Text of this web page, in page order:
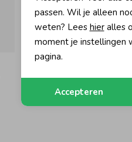
Gymp
T-shirt lange mouwTerug
passen. Wil je alleen
weten? Lees hieralles
moment je instellingen
pagina.
Accepteren